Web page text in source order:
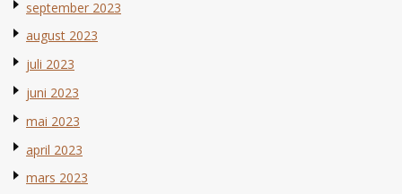
september 2023
august 2023
juli 2023
juni 2023
mai 2023
april 2023
mars 2023